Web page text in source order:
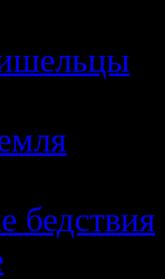
бедствия